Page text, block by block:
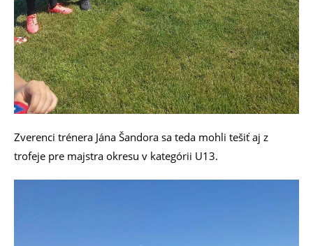
Zverenci trénera Jána Šandora sa teda mohli tešiť aj z
trofeje pre majstra okresu v kategórii U13.